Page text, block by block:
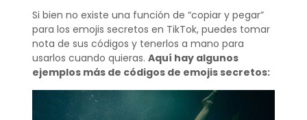
Si bien no existe una función de “copiar y pegar”
para los emojis secretos en TikTok, puedes tomar
nota de sus códigos y tenerlos a mano para
usarlos cuando quieras. Aquí hay algunos
ejemplos más de códigos de emojis secretos: